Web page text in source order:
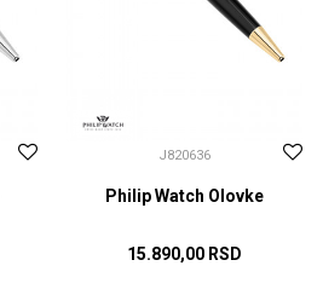
J820636
Philip Watch Olovke
15.890,00 RSD